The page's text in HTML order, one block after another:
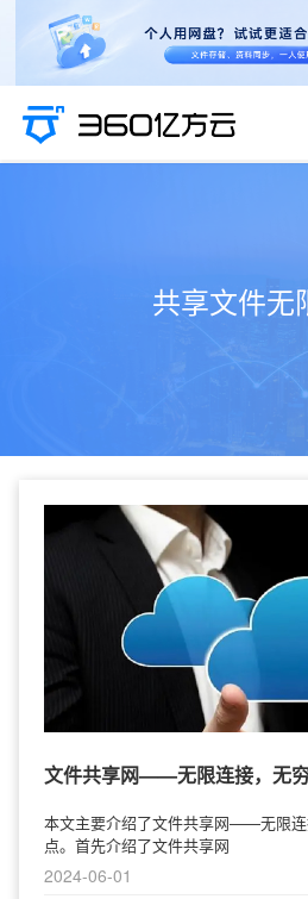
共享文件无
文件共享网——无限连接，无
本文主要介绍了文件共享网——无限
点。首先介绍了文件共享网
2024-06-01